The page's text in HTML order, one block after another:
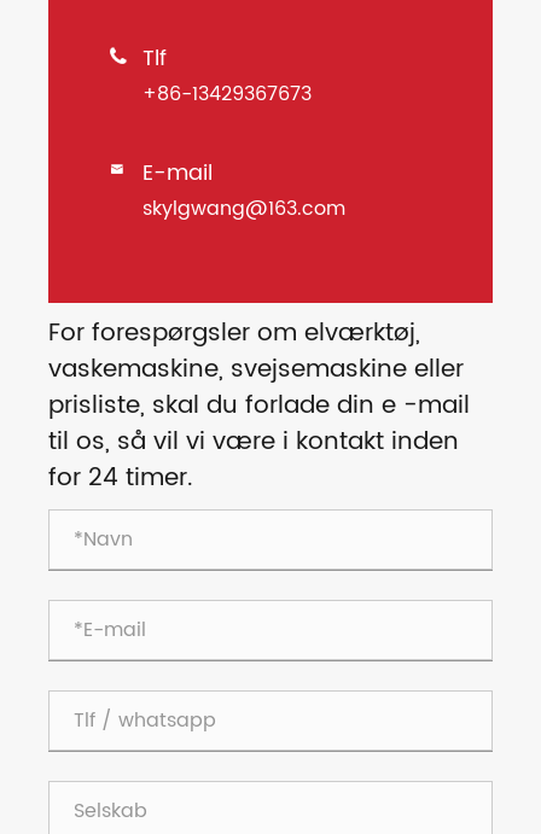
 Tlf
+86-13429367673
 E-mail
skylgwang@163.com
For forespørgsler om elværktøj,
vaskemaskine, svejsemaskine eller
prisliste, skal du forlade din e -mail
til os, så vil vi være i kontakt inden
for 24 timer.